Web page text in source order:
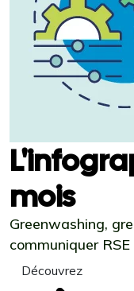
mois
Greenwashing,
communiquer
Découvrez